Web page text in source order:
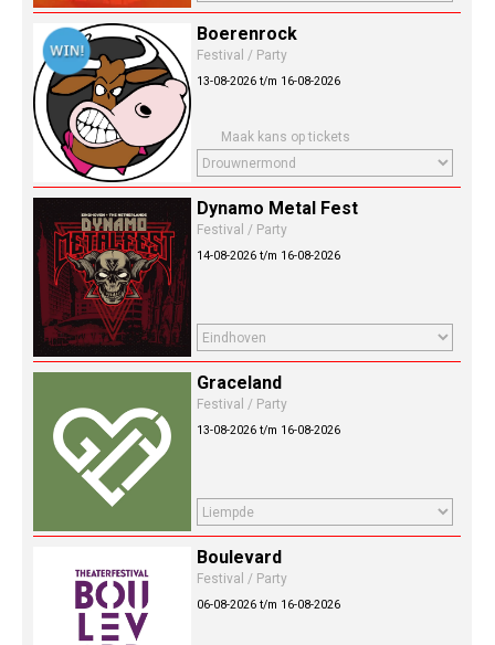
Boerenrock
Festival / Party
13-08-2026 t/m 16-08-2026
Maak kans op tickets
Dynamo Metal Fest
Festival / Party
14-08-2026 t/m 16-08-2026
Graceland
Festival / Party
13-08-2026 t/m 16-08-2026
Boulevard
Festival / Party
06-08-2026 t/m 16-08-2026